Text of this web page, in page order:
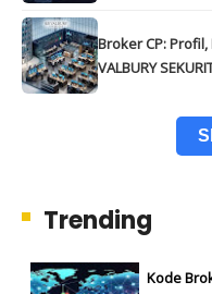
Broker CP:
VALBURY
Trending
Kode